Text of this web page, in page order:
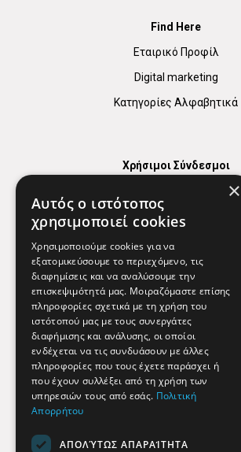
Find Here
Εταιρικό Προφίλ
Digital marketing
Κατηγορίες Αλφαβητικά
Χρήσιμοι Σύνδεσμοι
Χρήσιμα Τηλέφωνα
Εφημερεύοντα Φαρμακεία
Απόρρητο
Όροι Χρήσης
Πολιτική προστασίας
Findhere
Social Media
×
Αυτός ο ιστότοπος
χρησιμοποιεί cookies
Χρησιμοποιούμε cookies για να
εξατομικεύσουμε το περιεχόμενο, τις
διαφημίσεις και να αναλύσουμε την
επισκεψιμότητά μας. Μοιραζόμαστε επίσης
πληροφορίες σχετικά με τη χρήση του
ιστότοπού μας με τους συνεργάτες
διαφήμισης και ανάλυσης, οι οποίοι
ενδέχεται να τις συνδυάσουν με άλλες
πληροφορίες που τους έχετε παράσχει ή
που έχουν συλλέξει από τη χρήση των
υπηρεσιών τους από εσάς. Πολιτική
Απορρήτου
ΑΠΟΛΎΤΩΣ ΑΠΑΡΑΊΤΗΤΑ